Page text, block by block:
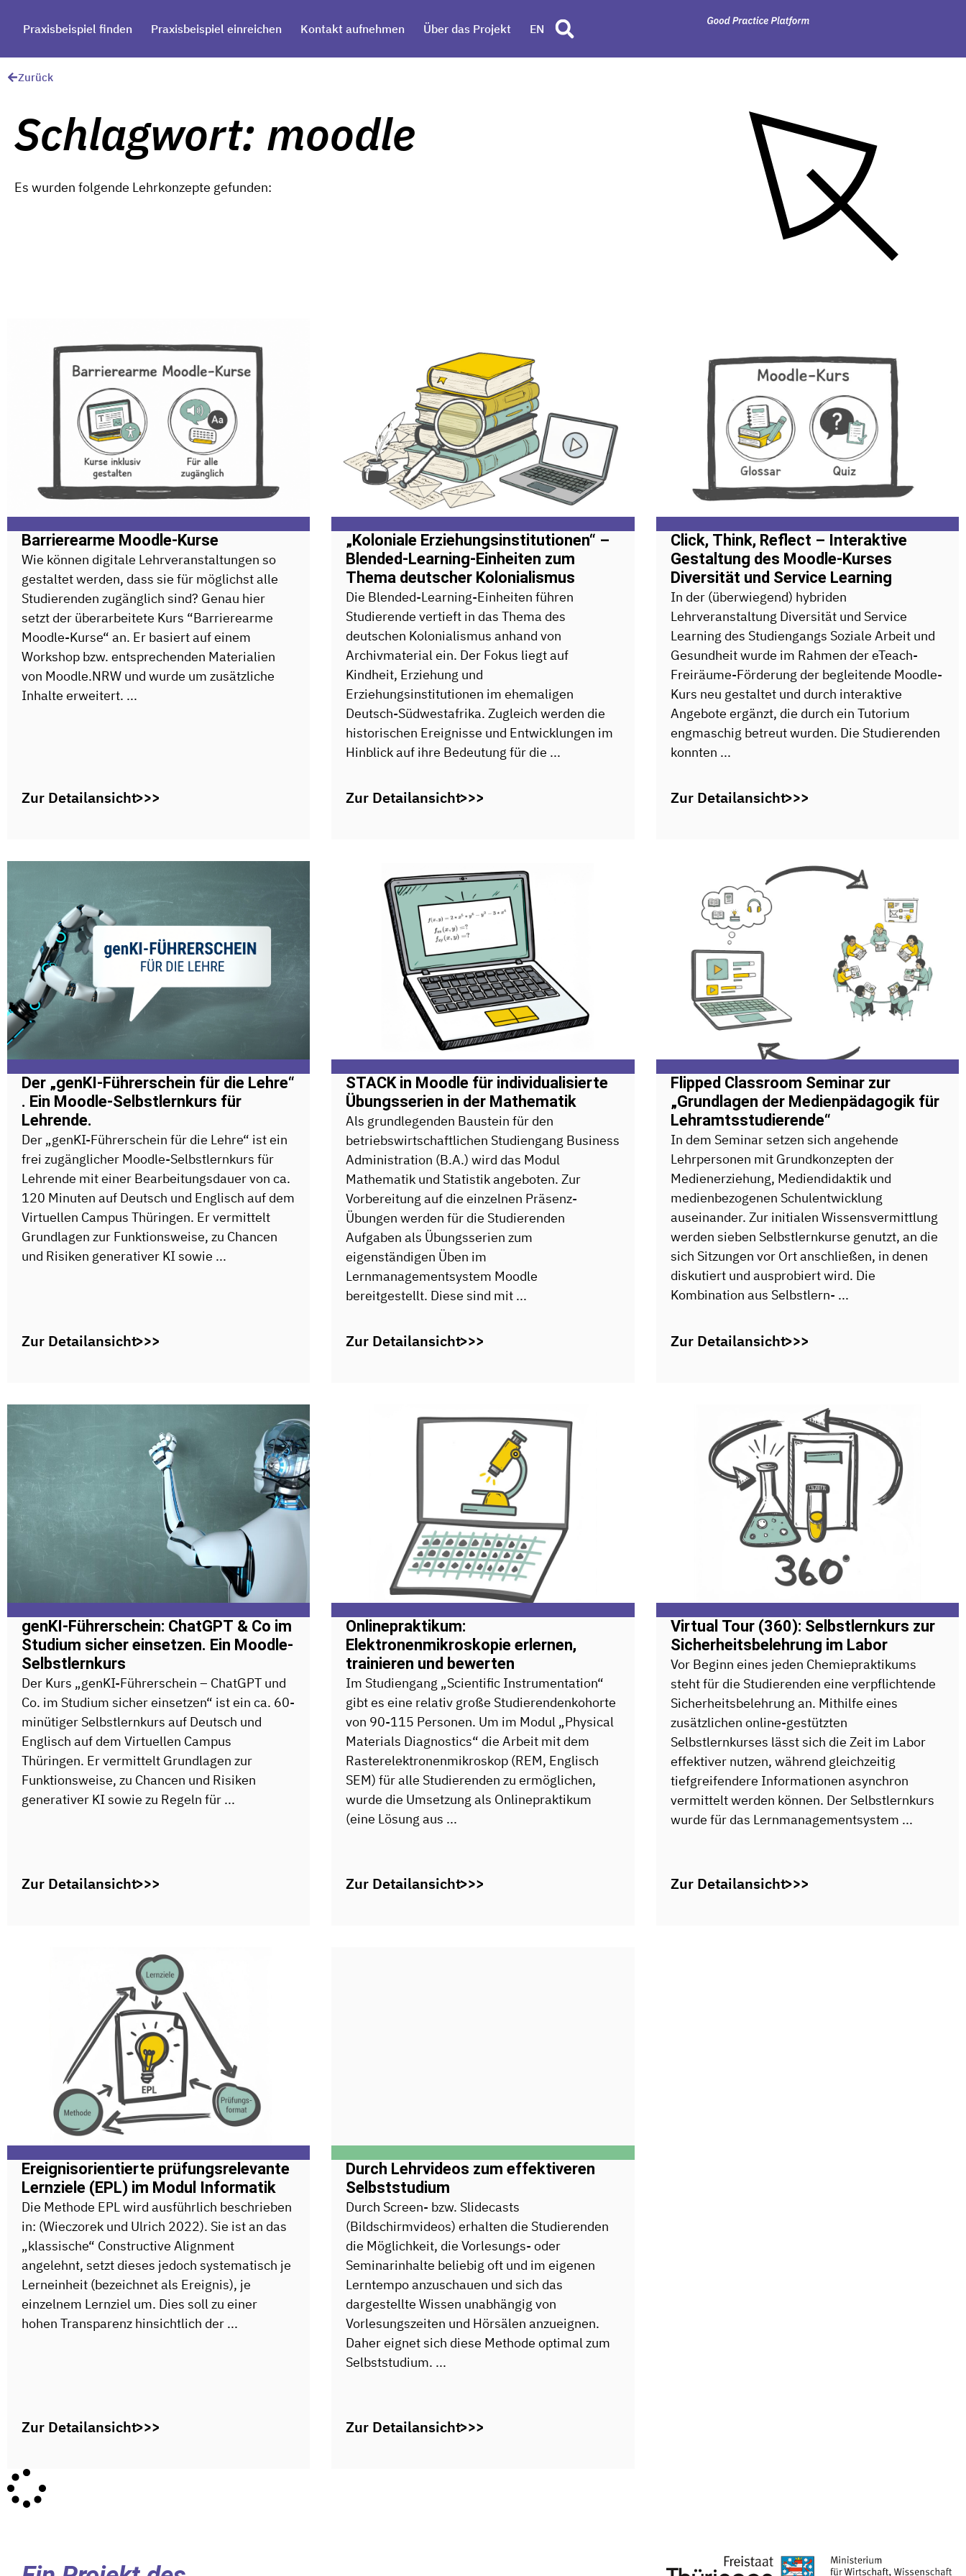
Praxisbeispiel finden Praxisbeispiel einreichen Kontakt aufnehmen Über das Projekt EN
Zurück
Schlagwort: moodle
Es wurden folgende Lehrkonzepte gefunden:
Barrierearme Moodle-Kurse
Wie können digitale Lehrveranstaltungen so
gestaltet werden, dass sie für möglichst alle
Studierenden zugänglich sind? Genau hier
setzt der überarbeitete Kurs “Barrierearme
Moodle-Kurse“ an. Er basiert auf einem
Workshop bzw. entsprechenden Materialien
von Moodle.NRW und wurde um zusätzliche
Inhalte erweitert. ...
Zur Detailansicht
„Koloniale Erziehungsinstitutionen“ –
Blended-Learning-Einheiten zum
Thema deutscher Kolonialismus
Die Blended-Learning-Einheiten führen
Studierende vertieft in das Thema des
deutschen Kolonialismus anhand von
Archivmaterial ein. Der Fokus liegt auf
Kindheit, Erziehung und
Erziehungsinstitutionen im ehemaligen
Deutsch-Südwestafrika. Zugleich werden die
historischen Ereignisse und Entwicklungen im
Hinblick auf ihre Bedeutung für die ...
Zur Detailansicht
Click, Think, Reflect – Interaktive
Gestaltung des Moodle-Kurses
Diversität und Service Learning
In der (überwiegend) hybriden
Lehrveranstaltung Diversität und Service
Learning des Studiengangs Soziale Arbeit und
Gesundheit wurde im Rahmen der eTeach-
Freiräume-Förderung der begleitende Moodle-
Kurs neu gestaltet und durch interaktive
Angebote ergänzt, die durch ein Tutorium
engmaschig betreut wurden. Die Studierenden
konnten ...
Zur Detailansicht
Der „genKI-Führerschein für die Lehre“
. Ein Moodle-Selbstlernkurs für
Lehrende.
Der „genKI-Führerschein für die Lehre“ ist ein
frei zugänglicher Moodle-Selbstlernkurs für
Lehrende mit einer Bearbeitungsdauer von ca.
120 Minuten auf Deutsch und Englisch auf dem
Virtuellen Campus Thüringen. Er vermittelt
Grundlagen zur Funktionsweise, zu Chancen
und Risiken generativer KI sowie ...
Zur Detailansicht
STACK in Moodle für individualisierte
Übungsserien in der Mathematik
Als grundlegenden Baustein für den
betriebswirtschaftlichen Studiengang Business
Administration (B.A.) wird das Modul
Mathematik und Statistik angeboten. Zur
Vorbereitung auf die einzelnen Präsenz-
Übungen werden für die Studierenden
Aufgaben als Übungsserien zum
eigenständigen Üben im
Lernmanagementsystem Moodle
bereitgestellt. Diese sind mit ...
Zur Detailansicht
Flipped Classroom Seminar zur
„Grundlagen der Medienpädagogik für
Lehramtsstudierende“
In dem Seminar setzen sich angehende
Lehrpersonen mit Grundkonzepten der
Medienerziehung, Mediendidaktik und
medienbezogenen Schulentwicklung
auseinander. Zur initialen Wissensvermittlung
werden sieben Selbstlernkurse genutzt, an die
sich Sitzungen vor Ort anschließen, in denen
diskutiert und ausprobiert wird. Die
Kombination aus Selbstlern- ...
Zur Detailansicht
genKI-Führerschein: ChatGPT & Co im
Studium sicher einsetzen. Ein Moodle-
Selbstlernkurs
Der Kurs „genKI-Führerschein – ChatGPT und
Co. im Studium sicher einsetzen“ ist ein ca. 60-
minütiger Selbstlernkurs auf Deutsch und
Englisch auf dem Virtuellen Campus
Thüringen. Er vermittelt Grundlagen zur
Funktionsweise, zu Chancen und Risiken
generativer KI sowie zu Regeln für ...
Zur Detailansicht
Onlinepraktikum:
Elektronenmikroskopie erlernen,
trainieren und bewerten
Im Studiengang „Scientific Instrumentation“
gibt es eine relativ große Studierendenkohorte
von 90-115 Personen. Um im Modul „Physical
Materials Diagnostics“ die Arbeit mit dem
Rasterelektronenmikroskop (REM, Englisch
SEM) für alle Studierenden zu ermöglichen,
wurde die Umsetzung als Onlinepraktikum
(eine Lösung aus ...
Zur Detailansicht
Virtual Tour (360): Selbstlernkurs zur
Sicherheitsbelehrung im Labor
Vor Beginn eines jeden Chemiepraktikums
steht für die Studierenden eine verpflichtende
Sicherheitsbelehrung an. Mithilfe eines
zusätzlichen online-gestützten
Selbstlernkurses lässt sich die Zeit im Labor
effektiver nutzen, während gleichzeitig
tiefgreifendere Informationen asynchron
vermittelt werden können. Der Selbstlernkurs
wurde für das Lernmanagementsystem ...
Zur Detailansicht
Ereignisorientierte prüfungsrelevante
Lernziele (EPL) im Modul Informatik
Die Methode EPL wird ausführlich beschrieben
in: (Wieczorek und Ulrich 2022). Sie ist an das
„klassische“ Constructive Alignment
angelehnt, setzt dieses jedoch systematisch je
Lerneinheit (bezeichnet als Ereignis), je
einzelnem Lernziel um. Dies soll zu einer
hohen Transparenz hinsichtlich der ...
Zur Detailansicht
Durch Lehrvideos zum effektiveren
Selbststudium
Durch Screen- bzw. Slidecasts
(Bildschirmvideos) erhalten die Studierenden
die Möglichkeit, die Vorlesungs- oder
Seminarinhalte beliebig oft und im eigenen
Lerntempo anzuschauen und sich das
dargestellte Wissen unabhängig von
Vorlesungszeiten und Hörsälen anzueignen.
Daher eignet sich diese Methode optimal zum
Selbststudium. ...
Zur Detailansicht